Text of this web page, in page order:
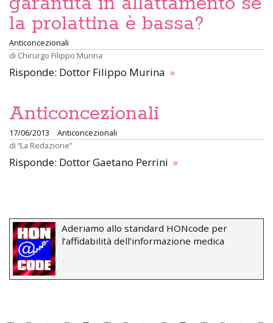
la prolattina è bassa?
Anticoncezionali
di Chirurgo Filippo Murina
Risponde: Dottor Filippo Murina »
Anticoncezionali
17/06/2013
Anticoncezionali
di “La Redazione”
Risponde: Dottor Gaetano Perrini »
Aderiamo allo standard HONcode per
l’affidabilità dell’informazione medica